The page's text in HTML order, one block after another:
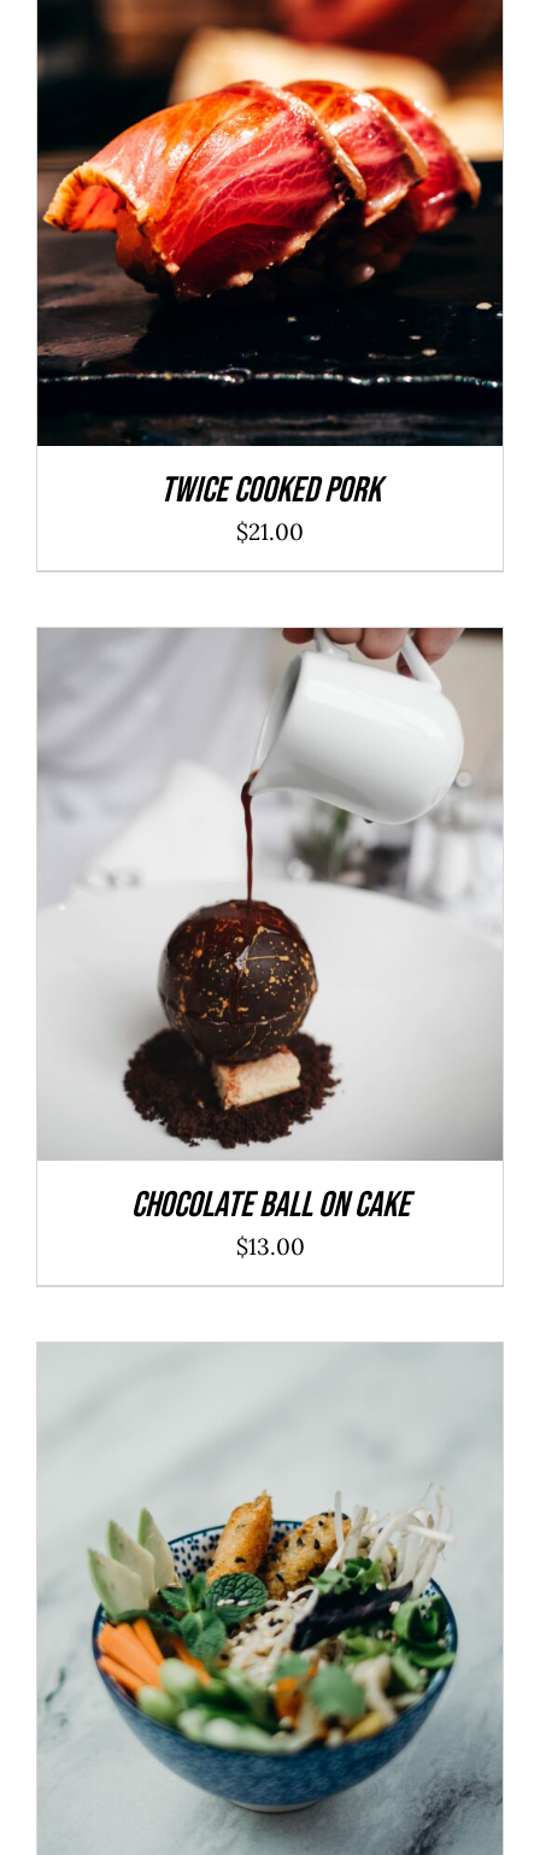
ADD TO CART / DÉTAILS
Twice Cooked Pork
$21.00
ADD TO CART DÉTAILS
Chocolate Ball On Cake
$13.00
ADD TO CART / DÉTAILS